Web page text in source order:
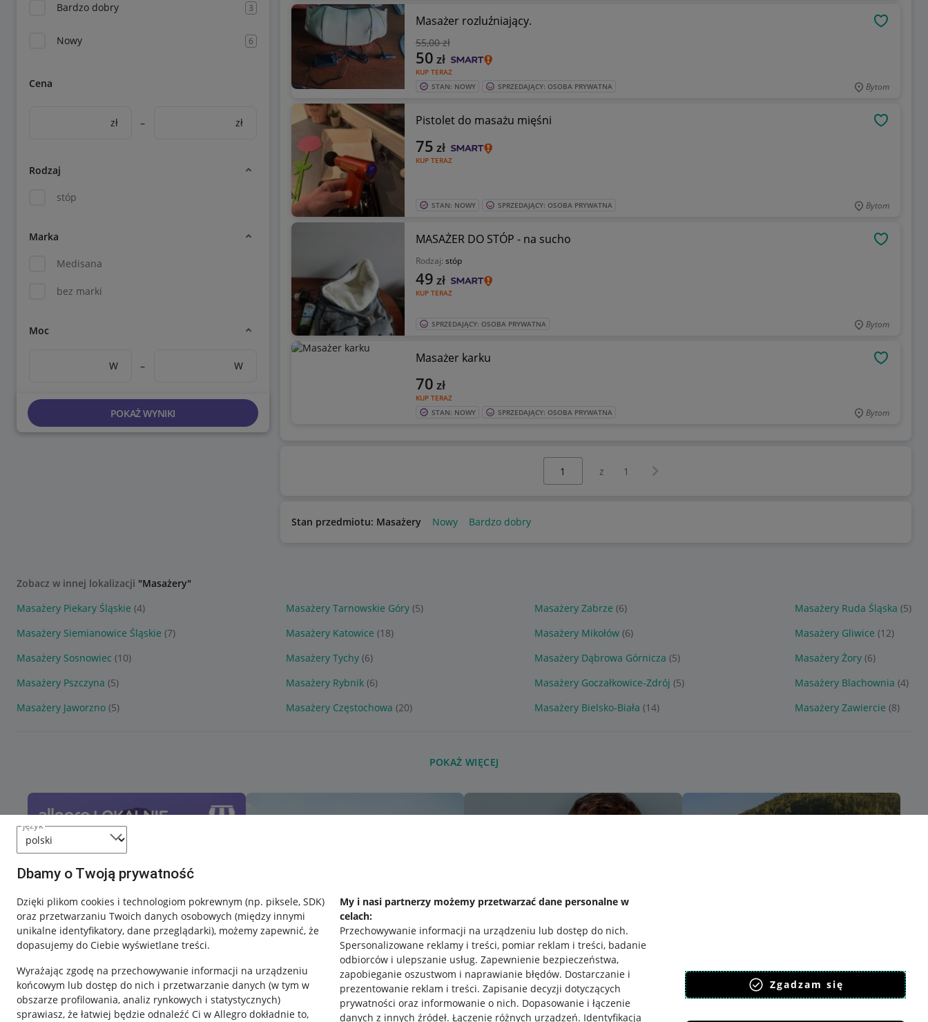
język
Dbamy o Twoją prywatność
Dzięki plikom cookies i technologiom pokrewnym (np. piksele, SDK)
oraz przetwarzaniu Twoich danych osobowych (między innymi
unikalne identyfikatory, dane przeglądarki), możemy zapewnić, że
dopasujemy do Ciebie wyświetlane treści.
Wyrażając zgodę na przechowywanie informacji na urządzeniu
końcowym lub dostęp do nich i przetwarzanie danych (w tym w
obszarze profilowania, analiz rynkowych i statystycznych)
sprawiasz, że łatwiej będzie odnaleźć Ci w Allegro dokładnie to,
My i nasi partnerzy możemy przetwarzać dane personalne w
celach:
Przechowywanie informacji na urządzeniu lub dostęp do nich.
Spersonalizowane reklamy i treści, pomiar reklam i treści, badanie
odbiorców i ulepszanie usług. Zapewnienie bezpieczeństwa,
zapobieganie oszustwom i naprawianie błędów. Dostarczanie i
prezentowanie reklam i treści. Zapisanie decyzji dotyczących
prywatności oraz informowanie o nich. Dopasowanie i łączenie
danych z innych źródeł. Łączenie różnych urządzeń. Identyfikacja
Zgadzam się
Bardzo dobry 3
Nowy 6
Cena
zł – zł
Rodzaj
stóp
Marka
Medisana
bez marki
Moc
W – W
POKAŻ WYNIKI
Masażer rozluźniający.
55,00 zł
KUP TERAZ
50 zł
STAN: NOWY SPRZEDAJĄCY: OSOBA PRYWATNA Bytom
Pistolet do masażu mięśni
KUP TERAZ
75 zł
STAN: NOWY SPRZEDAJĄCY: OSOBA PRYWATNA Bytom
MASAŻER DO STÓP - na sucho
Rodzaj: stóp
KUP TERAZ
49 zł
SPRZEDAJĄCY: OSOBA PRYWATNA Bytom
Masażer karku
KUP TERAZ
70 zł
STAN: NOWY SPRZEDAJĄCY: OSOBA PRYWATNA Bytom
z 1 Następna strona
Stan przedmiotu: Masażery Nowy Bardzo dobry
Zobacz w innej lokalizacji "Masażery"
Masażery Piekary Śląskie (4) Masażery Tarnowskie Góry (5) Masażery Zabrze (6) Masażery Ruda Śląska (5)
Masażery Siemianowice Śląskie (7) Masażery Katowice (18) Masażery Mikołów (6) Masażery Gliwice (12)
Masażery Sosnowiec (10) Masażery Tychy (6) Masażery Dąbrowa Górnicza (5) Masażery Żory (6)
Masażery Pszczyna (5) Masażery Rybnik (6) Masażery Goczałkowice-Zdrój (5) Masażery Blachownia (4)
Masażery Jaworzno (5) Masażery Częstochowa (20) Masażery Bielsko-Biała (14) Masażery Zawiercie (8)
POKAŻ WIĘCEJ